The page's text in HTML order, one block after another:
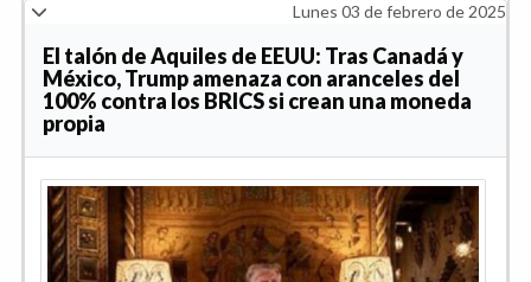
Lunes 03 de febrero de 2025
El talón de Aquiles de EEUU: Tras Canadá y
México, Trump amenaza con aranceles del
100% contra los BRICS si crean una moneda
propia